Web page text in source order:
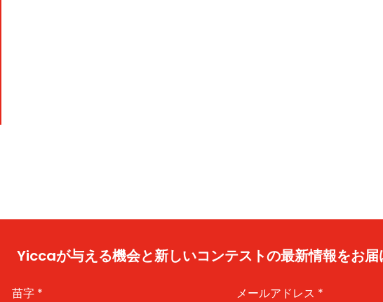
Yiccaが与える機会と新しいコンテストの最新情報をお届
苗字 * メールアドレス *